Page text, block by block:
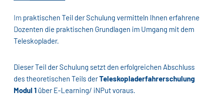
Im praktischen Teil der Schulung vermitteln Ihnen erfahrene
Dozenten die praktischen Grundlagen im Umgang mit dem
Teleskoplader.
Dieser Teil der Schulung setzt den erfolgreichen Abschluss
des theoretischen Teils derTeleskopladerfahrerschulung
Modul 1über E-Learning/ iNPut voraus.